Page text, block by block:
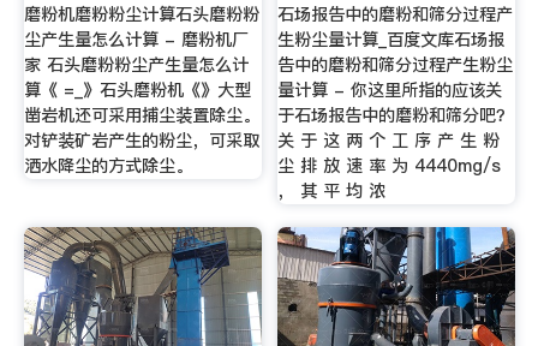
磨粉机磨粉粉尘计算石头磨粉粉
尘产生量怎么计算 - 磨粉机厂
家 石头磨粉粉尘产生量怎么计
算《 =_》石头磨粉机《》大型
凿岩机还可采用捕尘装置除尘。
对铲装矿岩产生的粉尘，可采取
洒水降尘的方式除尘。
石场报告中的磨粉和筛分过程产
生粉尘量计算_百度文库石场报
告中的磨粉和筛分过程产生粉尘
量计算 - 你这里所指的应该关
于石场报告中的磨粉和筛分吧？
关 于 这 两 个 工 序 产 生 粉
尘 排 放 速 率 为 4440mg/s
， 其 平 均 浓